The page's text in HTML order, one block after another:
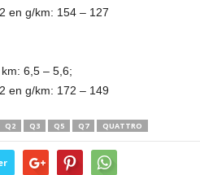
en g/km: 154 – 127
6,5 – 5,6;
en g/km: 172 – 149
Q2 Q3 Q5 Q7 QUATTRO